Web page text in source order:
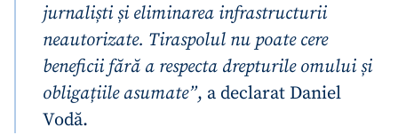
jurnaliști și eliminarea infrastructurii
neautorizate. Tiraspolul nu poate cere
beneficii fără a respecta drepturile omului și
obligațiile asumate”, a declarat Daniel
Vodă.